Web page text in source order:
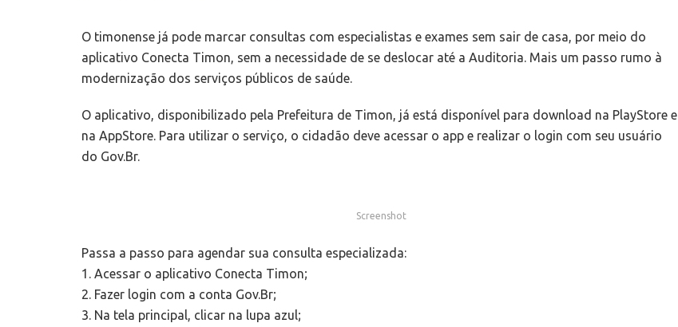
O timonense já pode marcar consultas com especialistas e exames sem sair de casa, por meio do
aplicativo Conecta Timon, sem a necessidade de se deslocar até a Auditoria. Mais um passo rumo à
modernização dos serviços públicos de saúde.
O aplicativo, disponibilizado pela Prefeitura de Timon, já está disponível para download na PlayStore e
na AppStore. Para utilizar o serviço, o cidadão deve acessar o app e realizar o login com seu usuário
do Gov.Br.
Screenshot
Passa a passo para agendar sua consulta especializada:
1. Acessar o aplicativo Conecta Timon;
2. Fazer login com a conta Gov.Br;
3. Na tela principal, clicar na lupa azul;